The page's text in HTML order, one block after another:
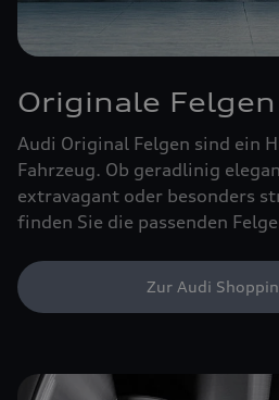
Originale
Audi Original Felgen sind ein
Fahrzeug. Ob geradlinig
extravagant oder besonders
finden Sie die passenden
Zur Audi